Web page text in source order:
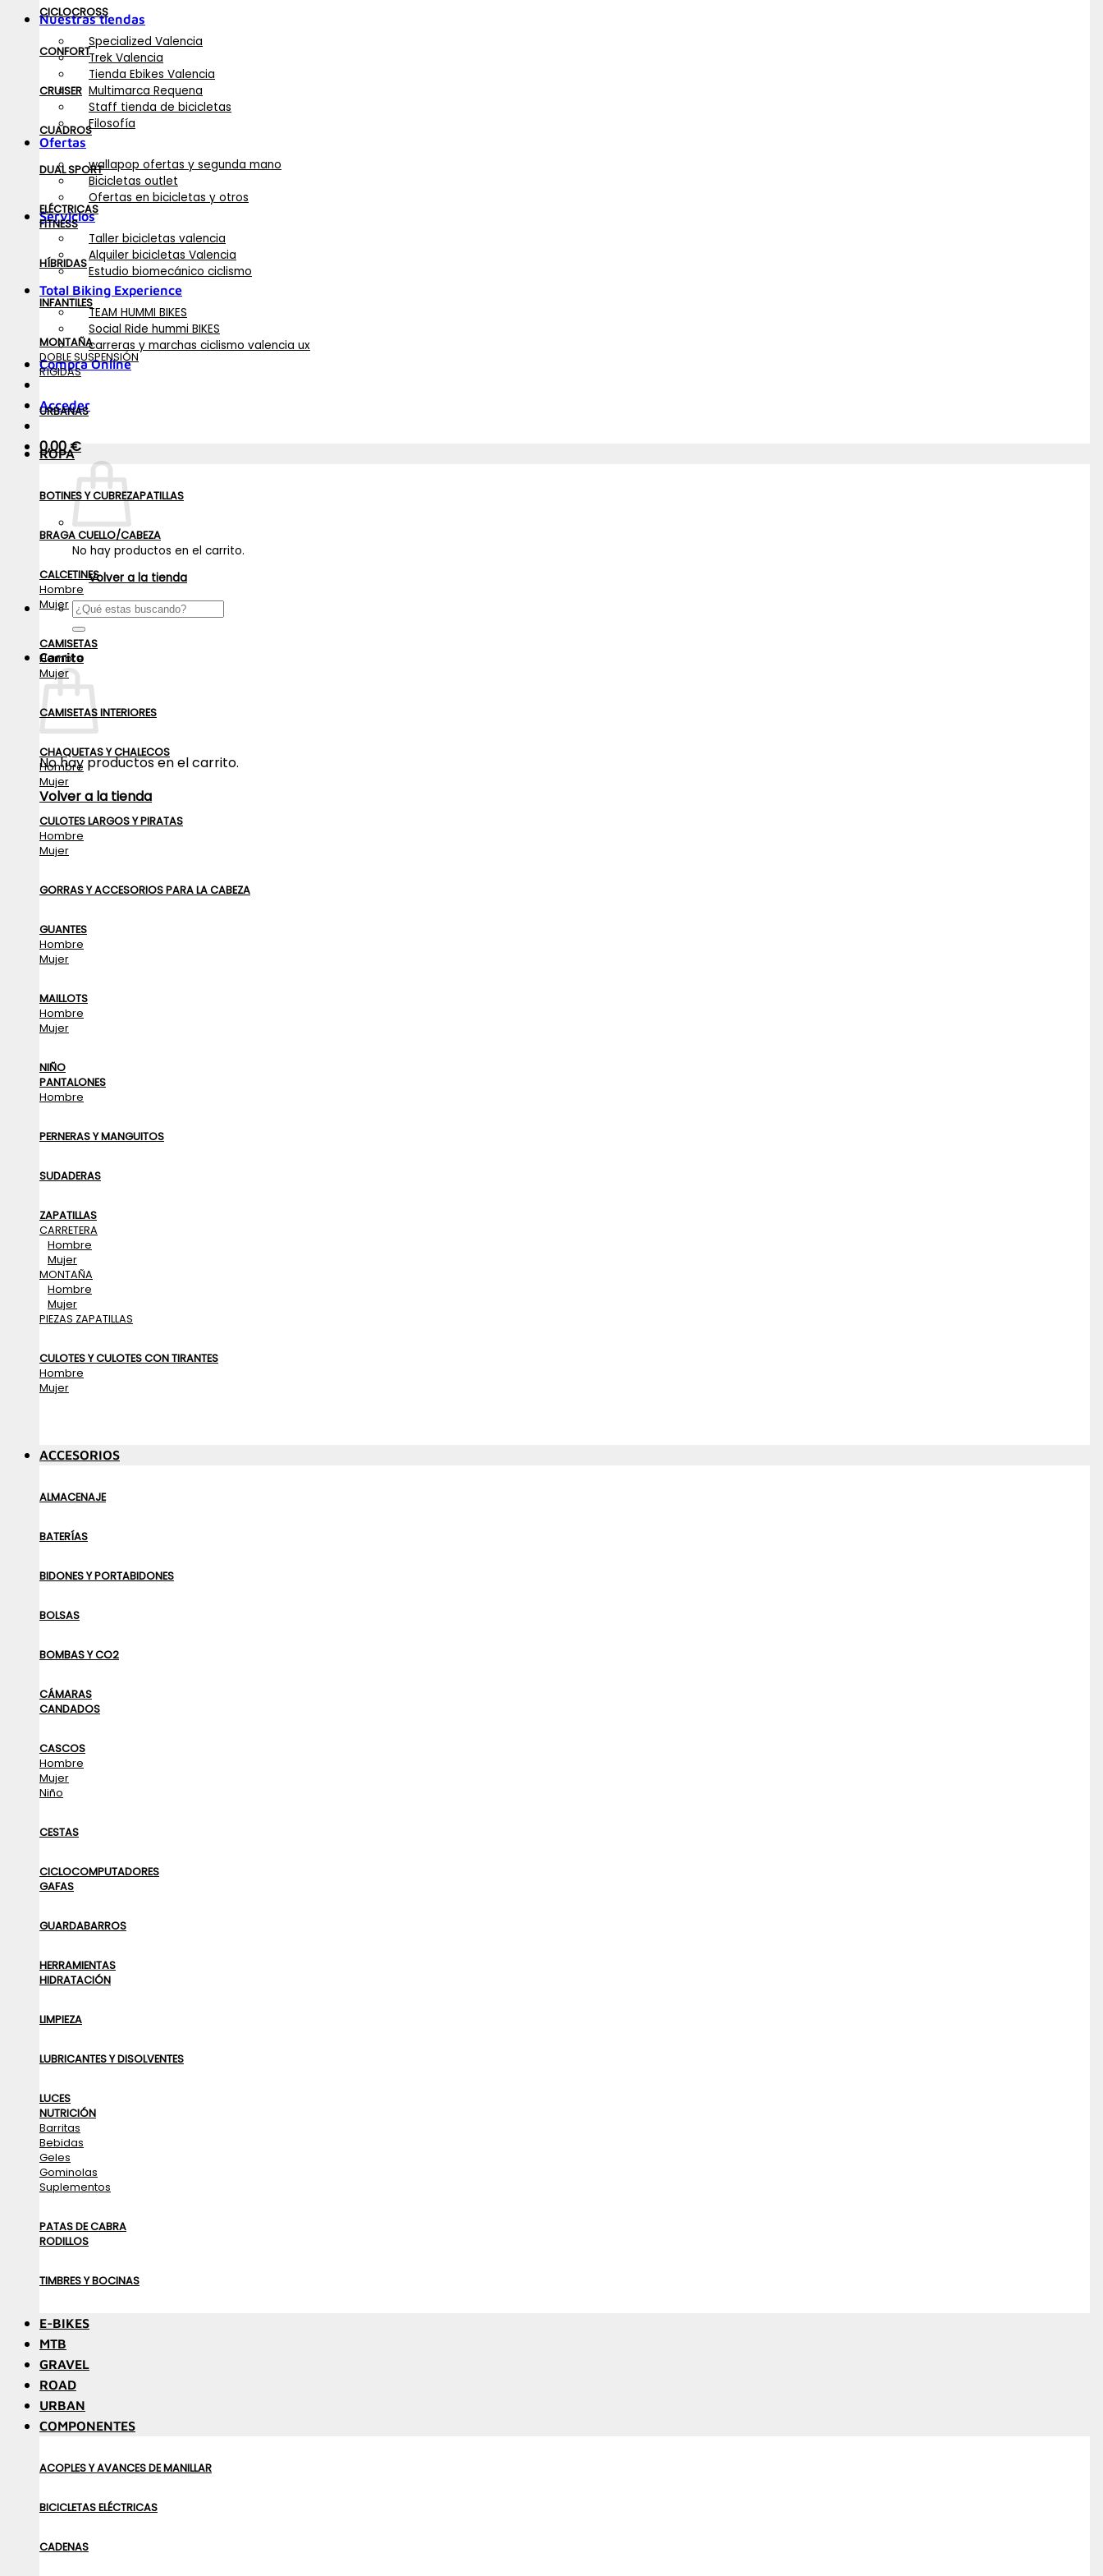
Nuestras tiendas
Specialized Valencia
Trek Valencia
Tienda Ebikes Valencia
Multimarca Requena
Staff tienda de bicicletas
Filosofía
Ofertas
wallapop ofertas y segunda mano
Bicicletas outlet
Ofertas en bicicletas y otros
Servicios
Taller bicicletas valencia
Alquiler bicicletas Valencia
Estudio biomecánico ciclismo
Total Biking Experience
TEAM HUMMI BIKES
Social Ride hummi BIKES
carreras y marchas ciclismo valencia ux
Compra Online
Acceder
0,00€
No hay productos en el carrito.
Volver a la tienda
Buscar
por:
Carrito
No hay productos en el carrito.
Volver a la tienda
CICLOCROSS
CONFORT
CRUISER
CUADROS
DUAL SPORT
ELÉCTRICAS
FITNESS
HÍBRIDAS
INFANTILES
MONTAÑA
DOBLE SUSPENSIÓN
RÍGIDAS
URBANAS
ROPA
BOTINES Y CUBREZAPATILLAS
BRAGA CUELLO/CABEZA
CALCETINES
Hombre
Mujer
CAMISETAS
Hombre
Mujer
CAMISETAS INTERIORES
CHAQUETAS Y CHALECOS
Hombre
Mujer
CULOTES LARGOS Y PIRATAS
Hombre
Mujer
GORRAS Y ACCESORIOS PARA LA CABEZA
GUANTES
Hombre
Mujer
MAILLOTS
Hombre
Mujer
NIÑO
PANTALONES
Hombre
PERNERAS Y MANGUITOS
SUDADERAS
ZAPATILLAS
CARRETERA
Hombre
Mujer
MONTAÑA
Hombre
Mujer
PIEZAS ZAPATILLAS
CULOTES Y CULOTES CON TIRANTES
Hombre
Mujer
ACCESORIOS
ALMACENAJE
BATERÍAS
BIDONES Y PORTABIDONES
BOLSAS
BOMBAS Y CO2
CÁMARAS
CANDADOS
CASCOS
Hombre
Mujer
Niño
CESTAS
CICLOCOMPUTADORES
GAFAS
GUARDABARROS
HERRAMIENTAS
HIDRATACIÓN
LIMPIEZA
LUBRICANTES Y DISOLVENTES
LUCES
NUTRICIÓN
Barritas
Bebidas
Geles
Gominolas
Suplementos
PATAS DE CABRA
RODILLOS
TIMBRES Y BOCINAS
E-BIKES
MTB
GRAVEL
ROAD
URBAN
COMPONENTES
ACOPLES Y AVANCES DE MANILLAR
BICICLETAS ELÉCTRICAS
CADENAS